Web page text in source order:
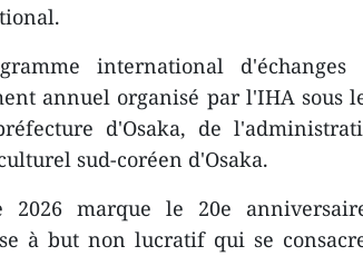
international
annuel organisé par l'IHA sous
d'Osaka, de
sud-coréen d'Osaka.
2026 marque le 20e
à but non lucratif qui se